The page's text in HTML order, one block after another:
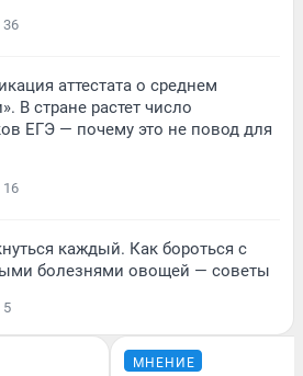
36
аттестата о среднем
В стране растет число
ЕГЭ — почему это не повод для
16
каждый. Как бороться с
болезнями овощей — советы
5
МНЕНИЕ